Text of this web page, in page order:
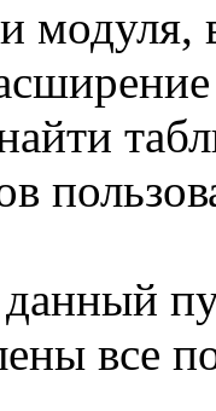
модуля,
все